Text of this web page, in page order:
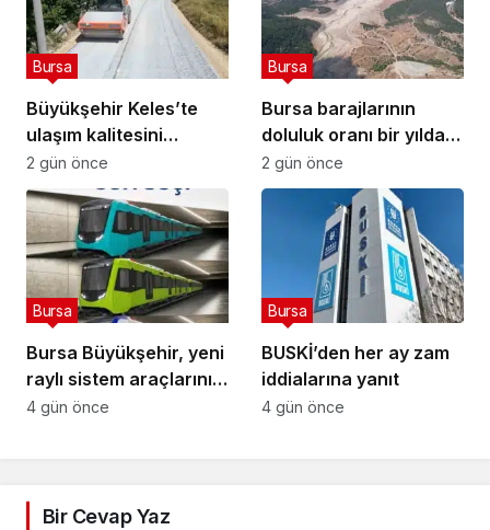
Büyükşehir Keles’te
ulaşım kalitesini
artırıyor
Bursa
2 gün önce
Bursa barajlarının
doluluk oranı bir yılda
yüzde 24,9’dan yüzde
81’e yükseldi
Bursa
2 gün önce
Bursa Büyükşehir, yeni
raylı sistem araçlarının
renk seçimini
Bursa
4 gün önce
BUSKİ’den her ay zam
iddialarına yanıt
Bursa
4 gün önce
Bir Cevap Yaz